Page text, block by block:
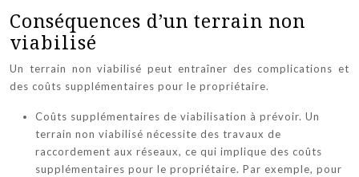
Conséquences d’un terrain non
viabilisé
Un terrain non viabilisé peut entraîner des complications et
des coûts supplémentaires pour le propriétaire.
Coûts supplémentaires de viabilisation à prévoir. Un
terrain non viabilisé nécessite des travaux de
raccordement aux réseaux, ce qui implique des coûts
supplémentaires pour le propriétaire. Par exemple, pour